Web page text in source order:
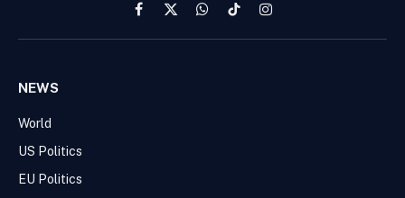
Facebook
X
(Twitter)
WhatsApp
TikTokInstagram
NEWS
World
US Politics
EU Politics